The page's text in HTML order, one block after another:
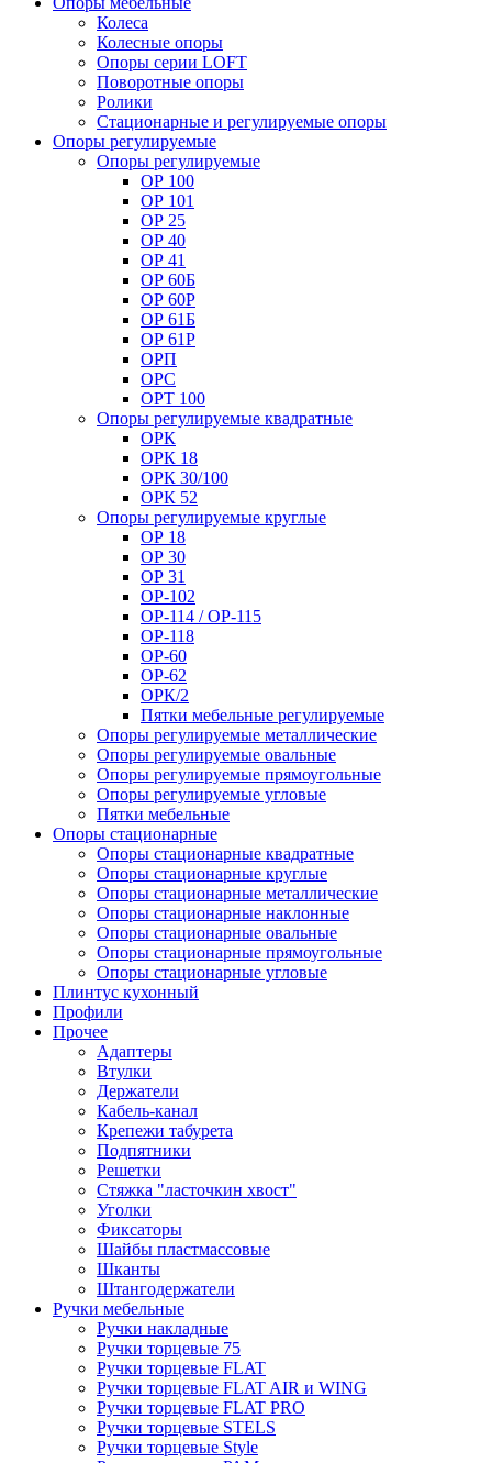
Колеса
Колесные опоры
Опоры серии LOFT
Поворотные опоры
Ролики
Стационарные и регулируемые опоры
Опоры регулируемые
Опоры регулируемые
ОР 100
ОР 101
ОР 25
ОР 40
ОР 41
ОР 60Б
ОР 60Р
ОР 61Б
ОР 61Р
ОРП
ОРС
ОРТ 100
Опоры регулируемые квадратные
ОРК
ОРК 18
ОРК 30/100
ОРК 52
Опоры регулируемые круглые
ОР 18
ОР 30
ОР 31
ОР-102
ОР-114 / ОР-115
ОР-118
ОР-60
ОР-62
ОРК/2
Пятки мебельные регулируемые
Опоры регулируемые металлические
Опоры регулируемые овальные
Опоры регулируемые прямоугольные
Опоры регулируемые угловые
Пятки мебельные
Опоры стационарные
Опоры стационарные квадратные
Опоры стационарные круглые
Опоры стационарные металлические
Опоры стационарные наклонные
Опоры стационарные овальные
Опоры стационарные прямоугольные
Опоры стационарные угловые
Плинтус кухонный
Профили
Прочее
Адаптеры
Втулки
Держатели
Кабель-канал
Крепежи табурета
Подпятники
Решетки
Стяжка "ласточкин хвост"
Уголки
Фиксаторы
Шайбы пластмассовые
Шканты
Штангодержатели
Ручки мебельные
Ручки накладные
Ручки торцевые 75
Ручки торцевые FLAT
Ручки торцевые FLAT AIR и WING
Ручки торцевые FLAT PRO
Ручки торцевые STELS
Ручки торцевые Style